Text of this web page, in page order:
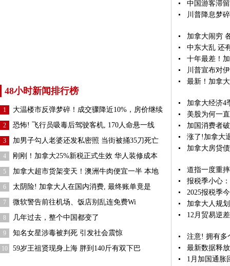
48小时新闻排行榜
1 大温楼市反弹梦碎！成交骤降近10%，房价继续
2 恐怖! 飞行员吸毒后驾驶客机, 170人命悬一线
3 加男子勾人老婆还发私密照 当街被捅35刀死亡
4 刚刚！加拿大25%新税正式生效 华人装修成本
5 加拿大超市货架变天！澳洲牛肉便宜一半 本地
6 太阴险! 加拿大人在国内消费, 最终账单竟是
7 微软警告前往机场、饭店别乱连免费Wi
8 几年过去，整个中国都变了
9 知名女星涉毒被判死 引发社会震惊
10 59岁王祖贤现身上海 胖到140斤有双下巴
中国游客滞
川普降息梦
加拿大闹穷
中东大乱 还
十年最差！
川普宣布对
最新！加拿
加拿大经济4
美股为何一
加国消费者
涨了!加拿大
加拿大房贷
道指一度重
报税季小心
2025报税季
加拿大人规
12月贸易逆
注意! 拥有多
最新数据释
1月加国通胀